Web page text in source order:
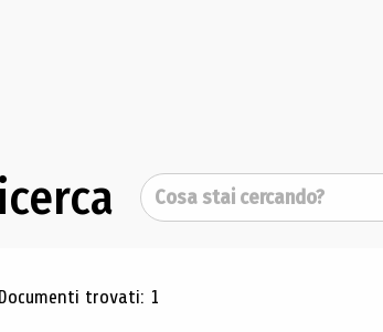
Cerca
Risultati di ricerca
Documenti trovati: 1